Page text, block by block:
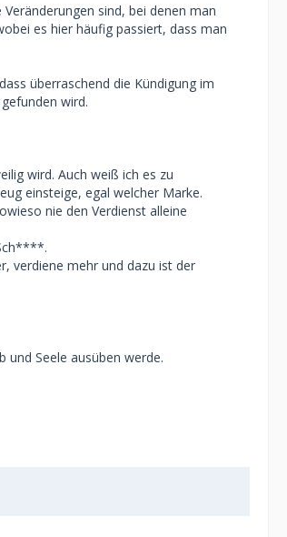
sind, bei denen man
es hier häufig passiert, dass man
überraschend die Kündigung im
wird.
wird. Auch weiß ich es zu
einsteige, egal welcher Marke.
nie den Verdienst alleine
verdiene mehr und dazu ist der
und Seele ausüben werde.